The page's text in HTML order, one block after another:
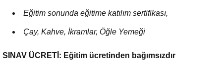
Eğitim sonunda eğitime katılım sertifikası,
Çay, Kahve, İkramlar, Öğle Yemeği
SINAV ÜCRETİ: Eğitim ücretinden bağımsızdır